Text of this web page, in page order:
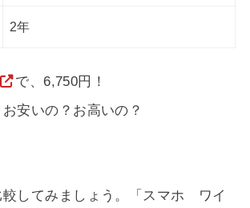
2年
で、6,750円！
安いの？お高いの？
してみましょう。「スマホ ワイ